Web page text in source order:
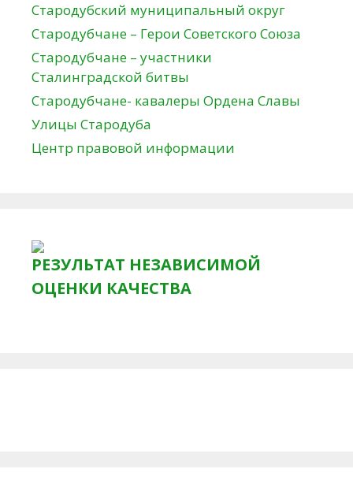
Стародубский муниципальный округ
Стародубчане – Герои Советского Союза
Стародубчане – участники
Сталинградской битвы
Стародубчане- кавалеры Ордена Славы
Улицы Стародуба
Центр правовой информации
РЕЗУЛЬТАТ НЕЗАВИСИМОЙ
ОЦЕНКИ КАЧЕСТВА